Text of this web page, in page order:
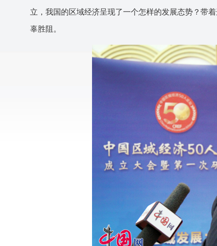
立，我国的区域经济呈现了一个怎样的发展态势？带
辜胜阻。